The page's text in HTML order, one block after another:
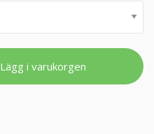
Lägg i varukorgen